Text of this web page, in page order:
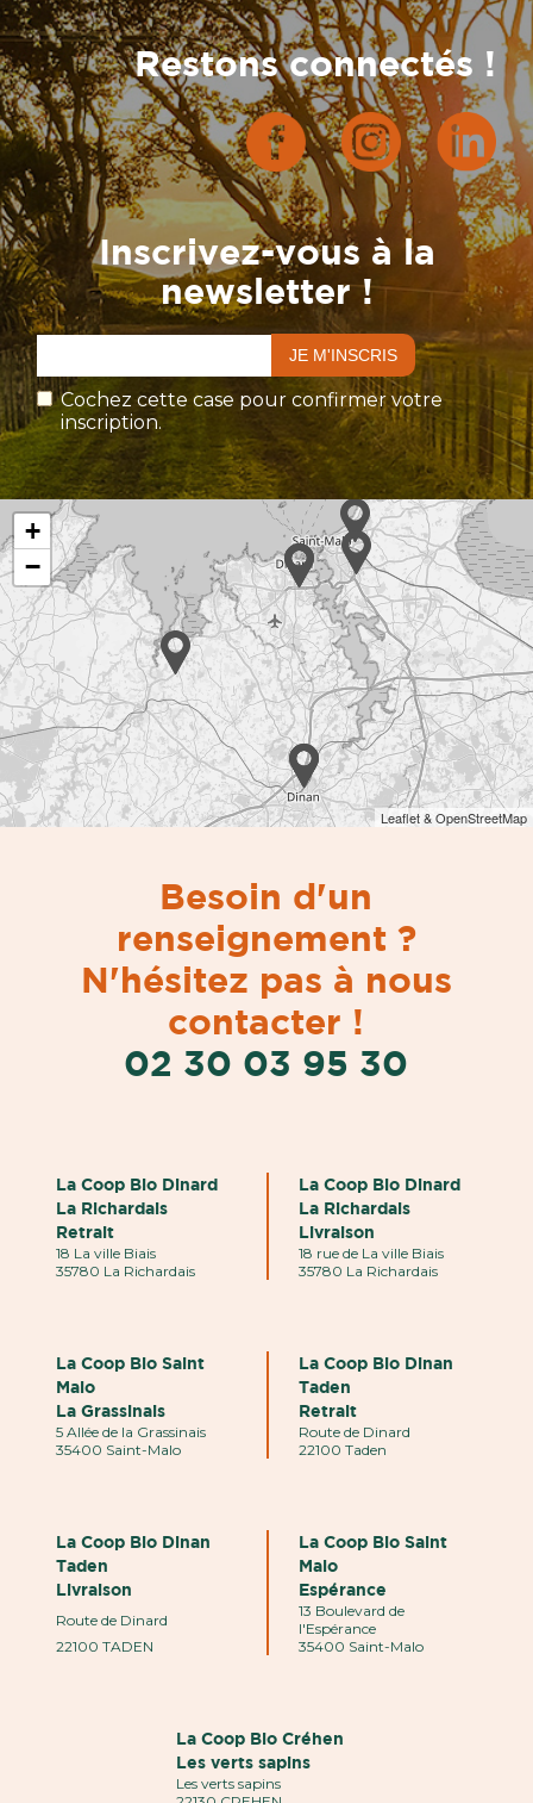
Restons connectés !
Inscrivez-vous à la
newsletter !
Cochez cette case pour confirmer votre
inscription.
Besoin d'un
renseignement ?
N'hésitez pas à nous
contacter !
02 30 03 95 30
La Coop Bio Dinard
La Richardais
Retrait
18 La ville Biais
35780 La Richardais
La Coop Bio Dinard
La Richardais
Livraison
18 rue de La ville Biais
35780 La Richardais
La Coop Bio Saint
Malo
La Grassinais
5 Allée de la Grassinais
35400 Saint-Malo
La Coop Bio Dinan
Taden
Retrait
Route de Dinard
22100 Taden
La Coop Bio Dinan
Taden
Livraison
Route de Dinard
22100 TADEN
La Coop Bio Saint
Malo
Espérance
13 Boulevard de
l'Espérance
35400 Saint-Malo
La Coop Bio Créhen
Les verts sapins
Les verts sapins
+
−
Leaflet & OpenStreetMap